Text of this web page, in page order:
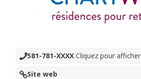
581-781-XXXX Cliquez pour afficher
Site web